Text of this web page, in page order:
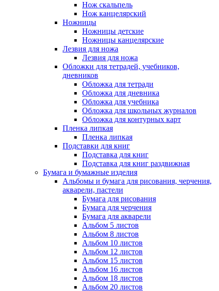
Нож скальпель
Нож канцелярский
Ножницы
Ножницы детские
Ножницы канцелярские
Лезвия для ножа
Лезвия для ножа
Обложки для тетрадей, учебников,
дневников
Обложка для тетради
Обложка для дневника
Обложка для учебника
Обложка для школьных журналов
Обложка для контурных карт
Пленка липкая
Пленка липкая
Подставки для книг
Подставка для книг
Подставка для книг раздвижная
Бумага и бумажные изделия
Альбомы и бумага для рисования, черчения,
акварели, пастели
Бумага для рисования
Бумага для черчения
Бумага для акварели
Альбом 5 листов
Альбом 8 листов
Альбом 10 листов
Альбом 12 листов
Альбом 15 листов
Альбом 16 листов
Альбом 18 листов
Альбом 20 листов